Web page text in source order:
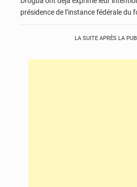
présidence de l’instance fédérale du
LA SUITE APRÈS LA